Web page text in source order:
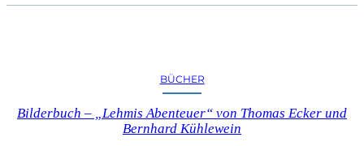
BÜCHER
Bilderbuch – „Lehmis Abenteuer“ von Thomas Ecker und
Bernhard Kühlewein